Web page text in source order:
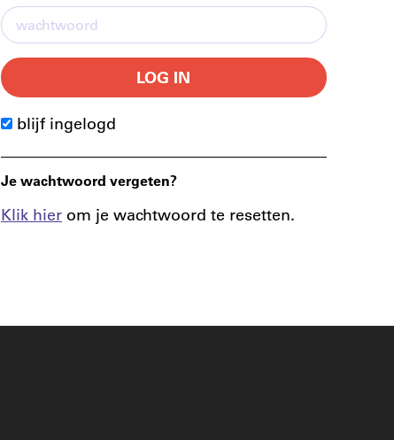
LOG IN
blijf ingelogd
Je wachtwoord vergeten?
Klik hier om je wachtwoord te resetten.